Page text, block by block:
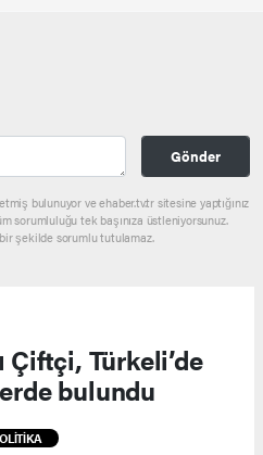
Gönder
bulunuyor ve ehaber.tv.tr sitesine yaptığınız
sorumluluğu tek başınıza üstleniyorsunuz.
şekilde sorumlu tutulamaz.
Çiftçi, Türkeli’de
bulundu